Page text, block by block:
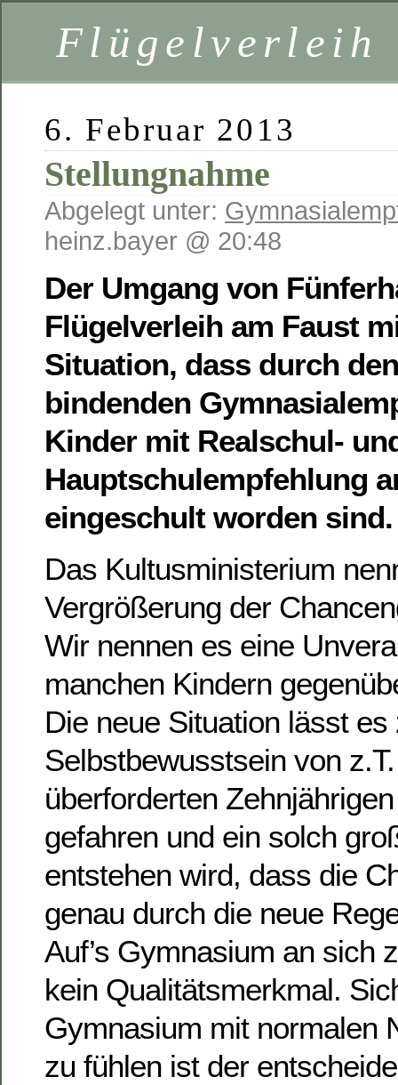
Flügelverleih
6. Februar 2013
Stellungnahme
Abgelegt unter:
heinz.bayer @ 20:48
Der Umgang von
Flügelverleih am Faust
Situation, dass durch
bindenden
Kinder mit Realschul-
Hauptschulempfehlung
eingeschult worden sind.
Das Kultusministerium
Vergrößerung der
Wir nennen es eine
manchen Kindern
Die neue Situation lässt
Selbstbewusstsein von
überforderten
gefahren und ein solch
entstehen wird, dass die
genau durch die neue
Auf’s Gymnasium an sich
kein Qualitätsmerkmal.
Gymnasium mit normalen
zu fühlen ist der